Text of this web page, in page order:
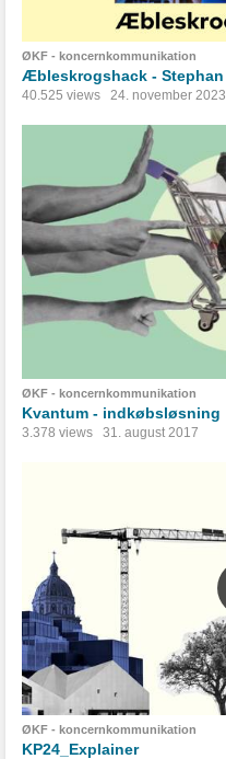
ØKF - koncernkommunikation
Æbleskrogshack - Stephan
40.525 views 24. november 2023
ØKF - koncernkommunikation
Kvantum - indkøbsløsning
3.378 views 31. august 2017
ØKF - koncernkommunikation
KP24_Explainer